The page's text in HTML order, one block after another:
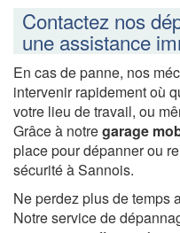
Contactez nos
une assistance
En cas de panne, nos
intervenir rapidement où
votre lieu de travail, ou
Grâce à notregarage
place pour dépanner ou
sécurité à Sannois.
Ne perdez plus de temps
Notre service de